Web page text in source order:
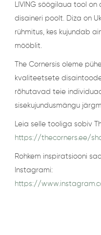
LIVING söögilaua tool on
disaineri poolt. Diza on
rühmitus, kes kujundab
mööblit.
The Cornersis oleme
kvaliteetsete
rõhutavad teie
sisekujundusmängu
Leia selle tooliga sobiv
https://thecorners.ee/
Rohkem inspiratsiooni
Instagrami:
https://